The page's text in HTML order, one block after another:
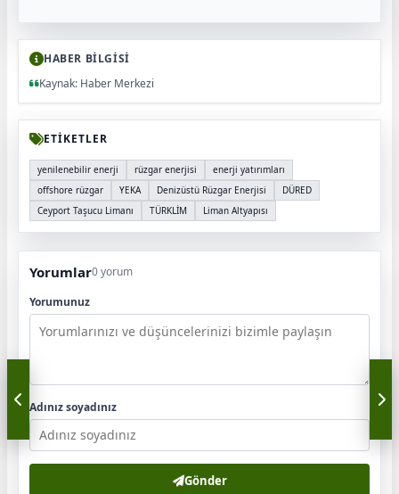
HABER BİLGİSİ
Kaynak: Haber Merkezi
ETİKETLER
yenilenebilir enerji rüzgar enerjisi
enerji yatırımları
offshore rüzgar
YEKA Denizüstü Rüzgar Enerjisi
DÜRED
Ceyport Taşucu Limanı
TÜRKLİM Liman Altyapısı
Yorumlar0 yorum
Yorumunuz
Adınız soyadınız
Gönder